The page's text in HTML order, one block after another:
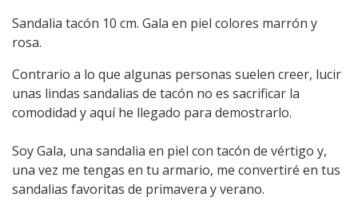
Sandalia tacón 10 cm. Gala en piel colores marrón y
rosa.
Contrario a lo que algunas personas suelen creer, lucir
unas lindas sandalias de tacón no es sacrificar la
comodidad y aquí he llegado para demostrarlo.
Soy Gala, una sandalia en piel con tacón de vértigo y,
una vez me tengas en tu armario, me convertiré en tus
sandalias favoritas de primavera y verano.